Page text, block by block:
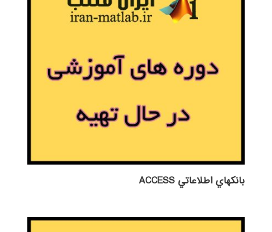
بانكهاي اطلاعاتي ACCESS